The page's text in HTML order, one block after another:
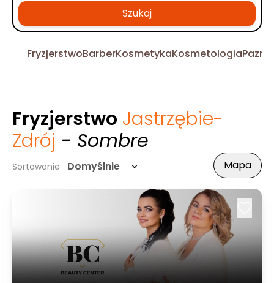
Szukaj
FryzjerstwoBarberKosmetykaKosmetologia
Fryzjerstwo Jastrzębie-
Zdrój - Sombre
Sortowanie Domyślnie Mapa